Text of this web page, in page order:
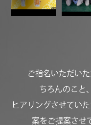
ご指名いただいた
ちろんのこと
ヒアリングさせてい
案をご提案させ